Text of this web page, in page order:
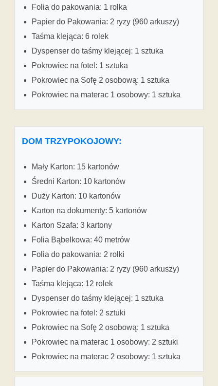
Folia do pakowania: 1 rolka
Papier do Pakowania: 2 ryzy (960 arkuszy)
Taśma klejąca: 6 rolek
Dyspenser do taśmy klejącej: 1 sztuka
Pokrowiec na fotel: 1 sztuka
Pokrowiec na Sofę 2 osobową: 1 sztuka
Pokrowiec na materac 1 osobowy: 1 sztuka
DOM TRZYPOKOJOWY:
Mały Karton: 15 kartonów
Średni Karton: 10 kartonów
Duży Karton: 10 kartonów
Karton na dokumenty: 5 kartonów
Karton Szafa: 3 kartony
Folia Bąbelkowa: 40 metrów
Folia do pakowania: 2 rolki
Papier do Pakowania: 2 ryzy (960 arkuszy)
Taśma klejąca: 12 rolek
Dyspenser do taśmy klejącej: 1 sztuka
Pokrowiec na fotel: 2 sztuki
Pokrowiec na Sofę 2 osobową: 1 sztuka
Pokrowiec na materac 1 osobowy: 2 sztuki
Pokrowiec na materac 2 osobowy: 1 sztuka